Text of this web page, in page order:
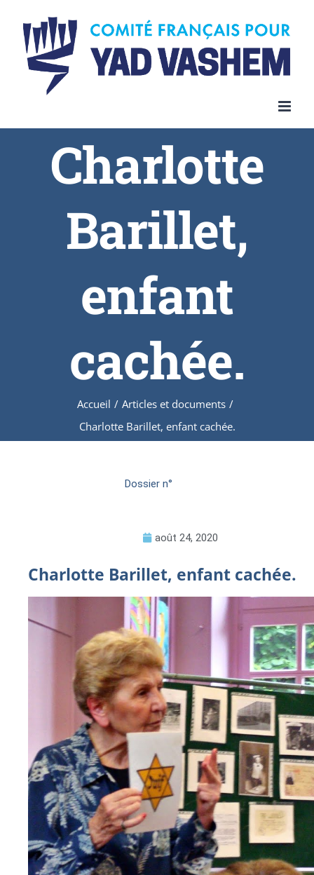
Charlotte
Barillet,
enfant
cachée.
Accueil / Articles et documents /
Charlotte Barillet, enfant cachée.
Dossier n°
août 24, 2020
Charlotte Barillet, enfant cachée.